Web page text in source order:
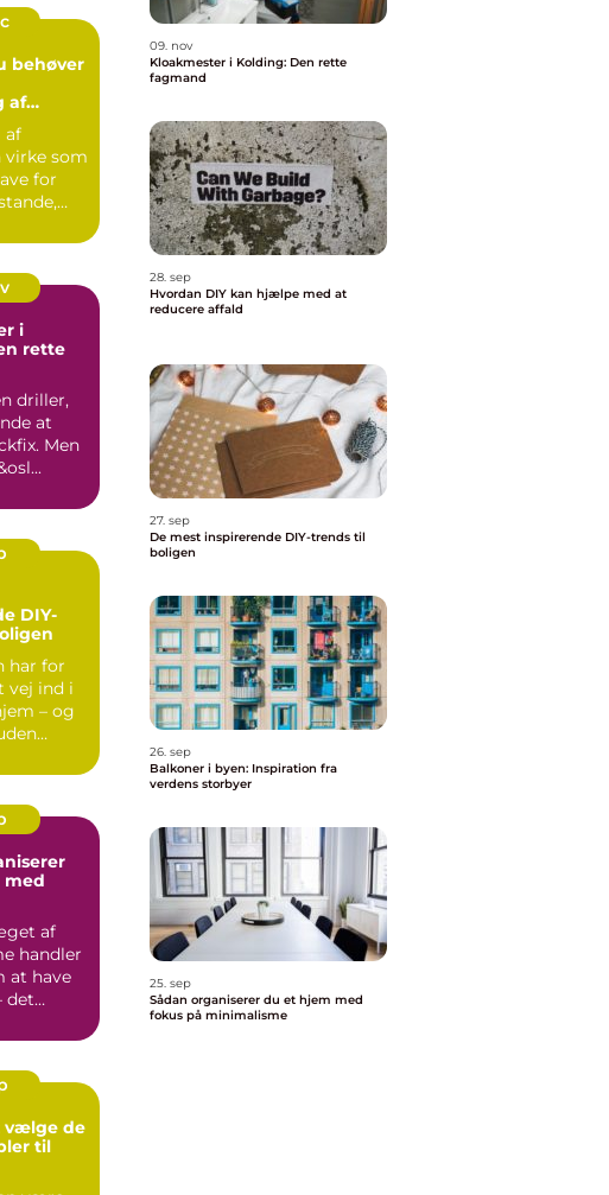
behøver
af
af
virke som
for
i
rette
driller,
at
Men
DIY-
har for
vej ind i
– og
med
af
handler
at have
det
vælge de
til
09. nov
Kloakmester i Kolding: Den rette
fagmand
28. sep
Hvordan DIY kan hjælpe med at
reducere affald
27. sep
De mest inspirerende DIY-trends til
boligen
26. sep
Balkoner i byen: Inspiration fra
verdens storbyer
25. sep
Sådan organiserer du et hjem med
fokus på minimalisme